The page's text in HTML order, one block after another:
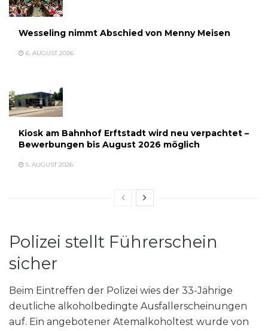
Wesseling nimmt Abschied von Menny Meisen
6. AUGUST 2026
Kiosk am Bahnhof Erftstadt wird neu verpachtet –
Bewerbungen bis August 2026 möglich
5. AUGUST 2026
Polizei stellt Führerschein
sicher
Beim Eintreffen der Polizei wies der 33-Jährige
deutliche alkoholbedingte Ausfallerscheinungen
auf. Ein angebotener Atemalkoholtest wurde von